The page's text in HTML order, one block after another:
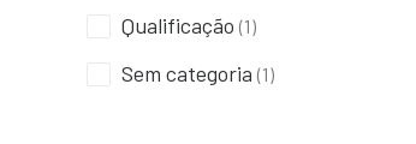
Qualificação (1)
Sem categoria (1)